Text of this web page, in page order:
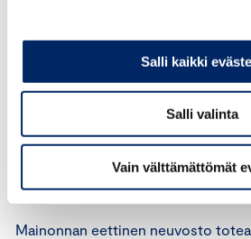
Salli kaikki
Salli valinta
Vain välttämättömät
valistuskampanjoita arvioitaessa
laadittu mainonnan keinoja hyväksi
MEN 6/2002, MEN 24/2005, MEN
ja MEN 13/2007).
Mainonnan kansainvälisten
kohdan mukaan mainoksessa ei
perustuvaa syrjintää.
Mainonnan eettinen neuvosto